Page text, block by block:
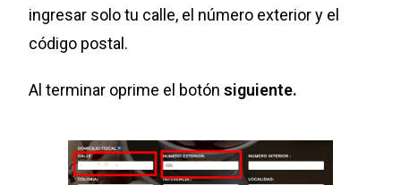
ingresar solo tu calle, el número exterior y el
código postal.
Al terminar oprime el botónsiguiente.